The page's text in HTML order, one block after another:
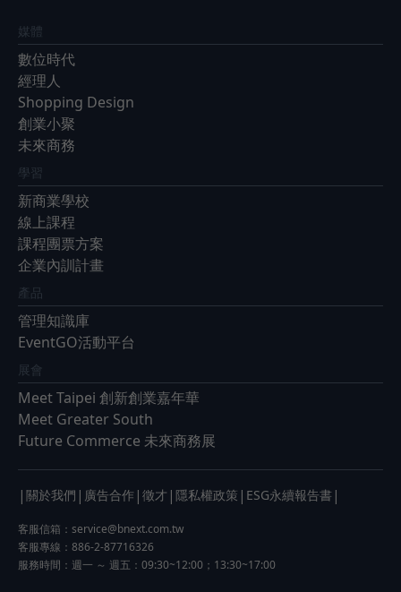
媒體
數位時代
經理人
Shopping Design
創業小聚
未來商務
學習
新商業學校
線上課程
課程團票方案
企業內訓計畫
產品
管理知識庫
EventGO活動平台
展會
Meet Taipei 創新創業嘉年華
Meet Greater South
Future Commerce 未來商務展
| 關於我們 | 廣告合作 | 徵才 | 隱私權政策 | ESG永續報告書 |
客服信箱： service@bnext.com.tw
客服專線：886-2-87716326
服務時間：週一 ～ 週五：09:30~12:00；13:30~17:00